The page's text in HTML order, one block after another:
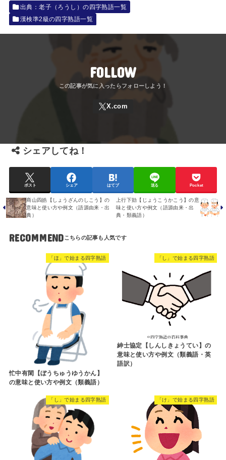
出典：老子（ろうし）の四字熟語一覧
漢検準2級の四字熟語一覧
FOLLOW
シェアしてね！
ポスト シェア はてブ 送る Pocket
商山四皓【しょうざんのしこう】の
意味と使い方や例文（語源由来・出
典）
上行下効【じょうこうかこう】の意
味と使い方や例文（語源由来・出
典・類義語）
RECOMMEND
「ほ」で始まる四字熟語
忙中有閑【ぼうちゅうゆうかん】
の意味と使い方や例文（類義語）
「し」で始まる四字熟語
紳士協定【しんしきょうてい】の
意味と使い方や例文（類義語・英
語訳）
「し」で始まる四字熟語 「け」で始まる四字熟語